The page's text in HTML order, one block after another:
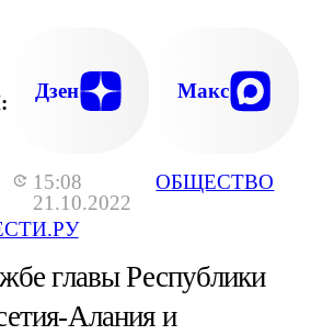
15:08
21.10.2022
ОБЩЕСТВО
Дзен Макс
главы Республики
Алания и